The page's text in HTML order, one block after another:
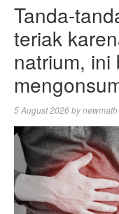
Tanda-
teriak
natrium, ini
5 August 2026bynewmath